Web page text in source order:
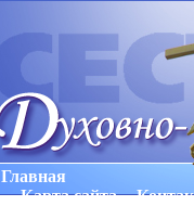
Главная
Карта сайта